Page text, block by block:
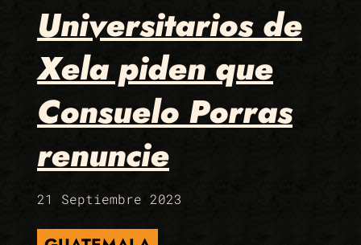
Universitarios de
Xela piden que
Consuelo Porras
renuncie
21 Septiembre 2023